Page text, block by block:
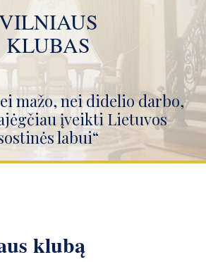
KLUBAS
mažo, nei didelio darbo,
įveikti Lietuvos
labui“
klubą